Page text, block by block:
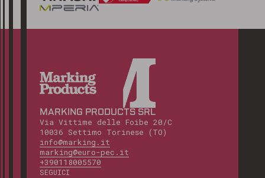
MARKING PRODUCTS SRL
Via Vittime delle Foibe 20/C
10036 Settimo Torinese (TO)
info@marking.it
marking@euro-pec.it
+390118005570
SEGUICI